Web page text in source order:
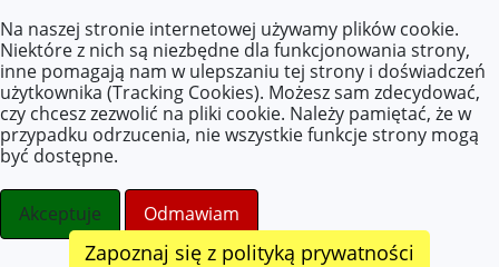
kultury tanecznej wśród dzieci i młodzieży.
Wysokie umiejętności metodyczne, bogactwo
pomysłów, inwencja twórcza instruktorów
oraz wspólne dyskusje wpływają na powstanie
coraz ambitniejszych i ciekawszych
programów”. Anna Maciejak, choreograf,
dodawała: „Najważniejsze jest w tym
wszystkim praca wychowawcza, wartości które
Na naszej stronie internetowej używamy plików cookie.
Niektóre z nich są niezbędne dla funkcjonowania strony,
inne pomagają nam w ulepszaniu tej strony i doświadczeń
użytkownika (Tracking Cookies). Możesz sam zdecydować,
czy chcesz zezwolić na pliki cookie. Należy pamiętać, że w
przypadku odrzucenia, nie wszystkie funkcje strony mogą
być dostępne.
Akceptuje Odmawiam
Zapoznaj się z polityką prywatności